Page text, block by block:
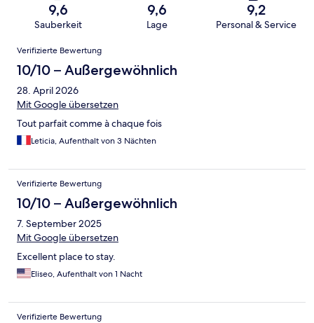
9,6
Sauberkeit
9,6
Lage
9,2
Personal & Service
Bewertungen
Verifizierte Bewertung
10/10 – Außergewöhnlich
28. April 2026
Mit Google übersetzen
Tout parfait comme à chaque fois
Leticia, Aufenthalt von 3 Nächten
Verifizierte Bewertung
10/10 – Außergewöhnlich
7. September 2025
Mit Google übersetzen
Excellent place to stay.
Eliseo, Aufenthalt von 1 Nacht
Verifizierte Bewertung